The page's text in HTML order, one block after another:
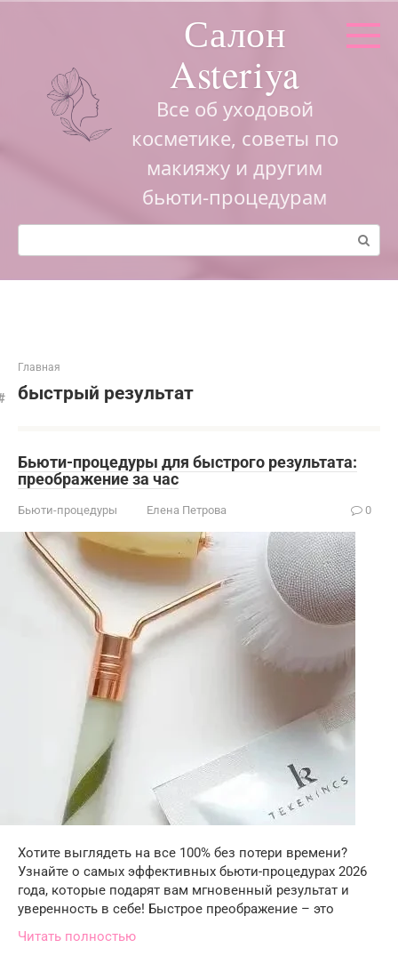
Салон
Asteriya
Все об уходовой
косметике, советы по
макияжу и другим
бьюти-процедурам
Поиск:
Главная
быстрый результат
Бьюти-процедуры для быстрого результата:
преображение за час
Бьюти-процедуры Елена Петрова 0
Хотите выглядеть на все 100% без потери времени?
Узнайте о самых эффективных бьюти-процедурах 2026
года, которые подарят вам мгновенный результат и
уверенность в себе! Быстрое преображение – это
Читать полностью